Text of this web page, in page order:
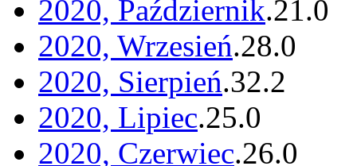
2020, Październik.21.0
2020, Wrzesień.28.0
2020, Sierpień.32.2
2020, Lipiec.25.0
2020, Czerwiec.26.0